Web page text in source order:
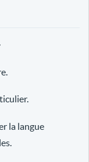
la langue